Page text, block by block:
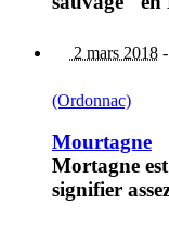
2 mars 2018 -
(Ordonnac)
Mourtagne
Mortagne
signifier